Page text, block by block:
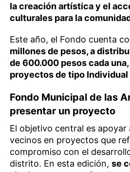
la creación artística y el
culturales para la
Este año, el Fondo cuenta
millones de pesos, a
de 600.000 pesos cada
proyectos de tipo Individual
Fondo Municipal de las
presentar un proyecto
El objetivo central es apoyar
vecinos en proyectos que
compromiso con el
distrito. En esta edición, se